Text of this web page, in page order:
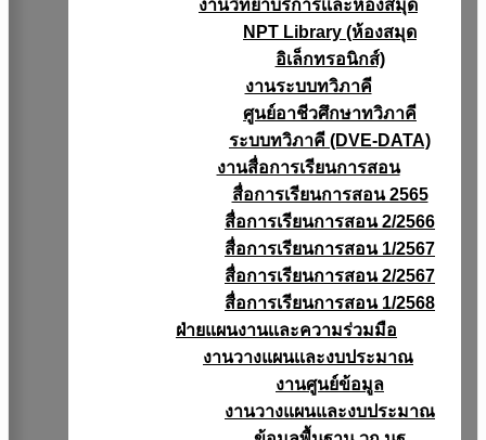
งานวิทยาบริการเเละห้องสมุด
NPT Library (ห้องสมุด
อิเล็กทรอนิกส์)
งานระบบทวิภาคี
ศูนย์อาชีวศึกษาทวิภาคี
ระบบทวิภาคี (DVE-DATA)
งานสื่อการเรียนการสอน
สื่อการเรียนการสอน 2565
สื่อการเรียนการสอน 2/2566
สื่อการเรียนการสอน 1/2567
สื่อการเรียนการสอน 2/2567
สื่อการเรียนการสอน 1/2568
ฝ่ายแผนงานเเละความร่วมมือ
งานวางแผนเเละงบประมาณ
งานศูนย์ข้อมูล
งานวางแผนและงบประมาณ